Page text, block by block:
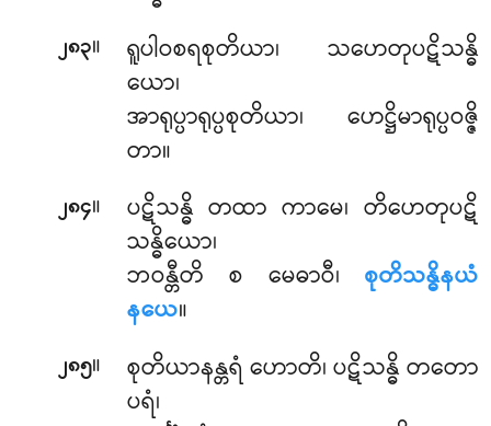
၂၈၃။
ရူပါဝစရစုတိယာ၊ သဟေတုပဋိသန္ဓိ
ယော၊
အာရုပ္ပာရုပ္ပစုတိယာ၊ ဟေဋ္ဌိမာရုပ္ပဝဇ္ဇိ
တာ။
၂၈၄။
ပဋိသန္ဓိ တထာ ကာမေ၊ တိဟေတုပဋိ
သန္ဓိယော၊
ဘဝန္တီတိ စ မေဓာဝီ၊ စုတိသန္ဓိနယံ
နယေ။
၂၈၅။
စုတိယာနန္တရံ ဟောတိ၊ ပဋိသန္ဓိ တတော
ပရံ၊